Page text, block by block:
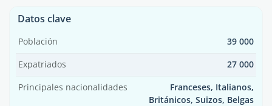
Datos clave
Población 39 000
Expatriados 27 000
Principales nacionalidades
Franceses, Italianos,
Británicos, Suizos, Belgas